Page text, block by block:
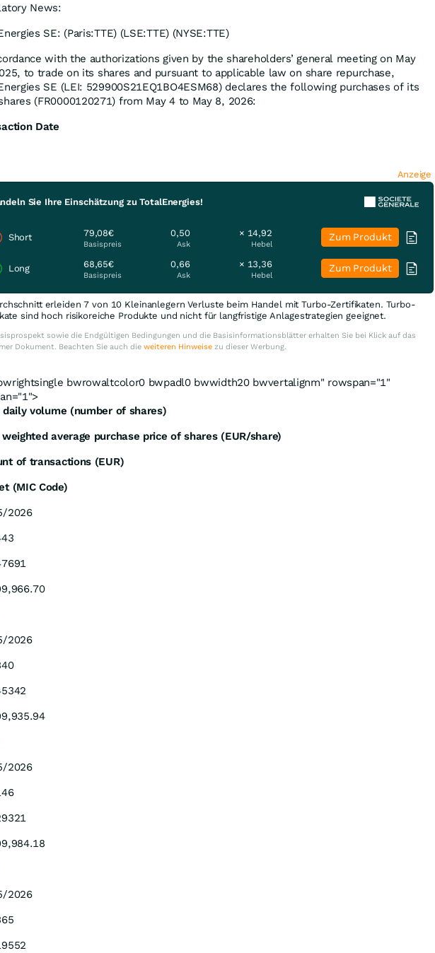
News:
SE: (Paris:TTE) (LSE:TTE) (NYSE:TTE)
with the authorizations given by the shareholders’ general meeting on May
to trade on its shares and pursuant to applicable law on share repurchase,
SE (LEI: 529900S21EQ1BO4ESM68) declares the following purchases of its
(FR0000120271) from May 4 to May 8, 2026:
Date
Anzeige
Sie Ihre Einschätzung zu TotalEnergies!
Short 79,08€
Basispreis
0,50
Ask
× 14,92
Hebel
Zum Produkt
Long 68,65€
Basispreis
0,66
Ask
× 13,36
Hebel
Zum Produkt
erleiden 7 von 10 Kleinanlegern Verluste beim Handel mit Turbo-Zertifikaten. Turbo-
sind hoch risikoreiche Produkte und nicht für langfristige Anlagestrategien geeignet.
sowie die Endgültigen Bedingungen und die Basisinformationsblätter erhalten Sie bei Klick auf das
Dokument. Beachten Sie auch die weiteren Hinweisezu dieser Werbung.
bwrowaltcolor0 bwpadl0 bwwidth20 bwvertalignm" rowspan="1"
volume (number of shares)
average purchase price of shares (EUR/share)
of transactions (EUR)
(MIC Code)
2026
2026
2026
2026